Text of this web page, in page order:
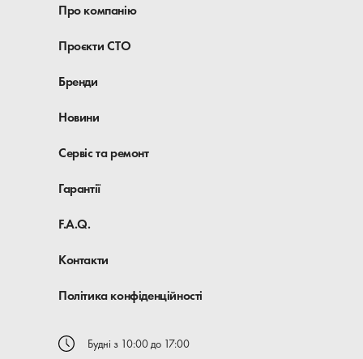
Про компанію
Проєкти СТО
Бренди
Новини
Сервіс та ремонт
Гарантії
F.A.Q.
Контакти
Політика конфіденційності
Будні з 10:00 до 17:00